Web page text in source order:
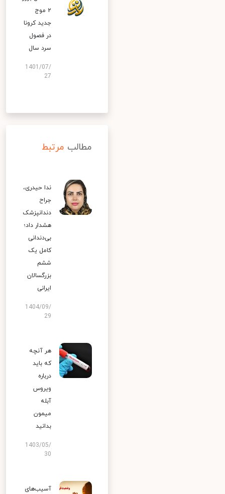
۲ موج
جدید کرونا
در فصول
سرد سال
1401/07/
27
مطالب مرتبط
ندا حیدری،
جراح
دندانپزشک
هشدار داد؛
بی‌دندانی
کامل یک
ششم
بزرگسالان
ایرانی
1404/09/
29
هر آنچه
که باید
درباره
ویروس
آبله
میمون
بدانید
1403/05/
30
آسیب‌های